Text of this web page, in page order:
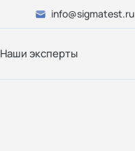
info@sigmatest.ru
Наши эксперты